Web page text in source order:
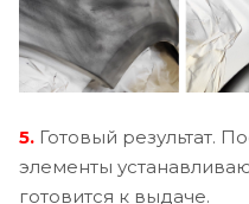
5. Готовый результат.
элементы
готовится к выдаче.